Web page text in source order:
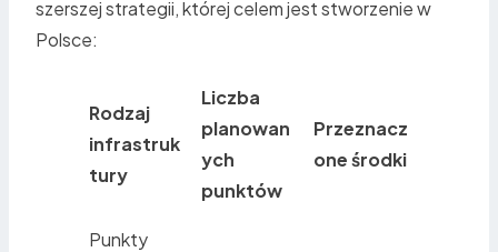
szerszej strategii, której celem jest stworzenie w
Polsce:
Rodzaj
infrastruk
tury
Liczba
planowan
ych
punktów
Przeznacz
one środki
Punkty